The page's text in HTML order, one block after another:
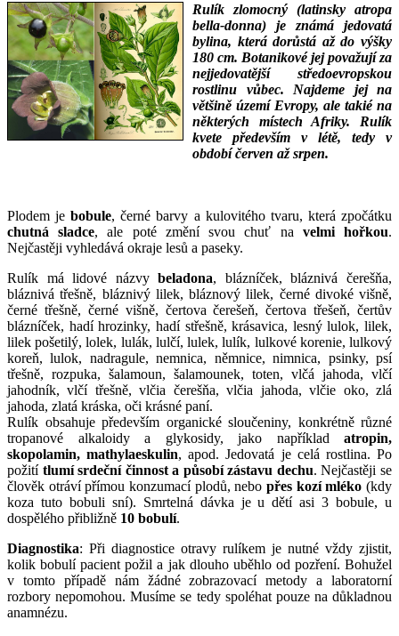
Rulík zlomocný (latinsky atropa
bella-donna) je známá jedovatá
bylina, která dorůstá až do výšky
180 cm. Botanikové jej považují za
nejjedovatější středoevropskou
rostlinu vůbec. Najdeme jej na
většině území Evropy, ale takié na
některých místech Afriky. Rulík
kvete především v létě, tedy v
období červen až srpen.
Plodem jebobule, černé barvy a kulovitého tvaru, která zpočátku
chutná sladce, ale poté změní svou chuť na velmi hořkou.
Nejčastěji vyhledává okraje lesů a paseky.
Rulík má lidové názvybeladona, blázníček, bláznivá čerešňa,
bláznivá třešně, bláznivý lilek, bláznový lilek, černé divoké višně,
černé třešně, černé višně, čertova čerešeň, čertova třešeň, čertův
blázníček, hadí hrozinky, hadí střešně, krásavica, lesný lulok, lilek,
lilek pošetilý, lolek, lulák, lulčí, lulek, lulík, lulkové korenie, lulkový
koreň, lulok, nadragule, nemnica, němnice, nimnica, psinky, psí
třešně, rozpuka, šalamoun, šalamounek, toten, vlčá jahoda, vlčí
jahodník, vlčí třešně, vlčia čerešňa, vlčia jahoda, vlčie oko, zlá
jahoda, zlatá kráska, oči krásné paní.
Rulík obsahuje především organické sloučeniny, konkrétně různé
tropanové alkaloidy a glykosidy, jako například atropin,
skopolamin, mathylaeskulin, apod. Jedovatá je celá rostlina. Po
požití tlumí srdeční činnost a působí zástavu dechu. Nejčastěji se
člověk otráví přímou konzumací plodů, nebo přes kozí mléko (kdy
koza tuto bobuli sní). Smrtelná dávka je u dětí asi 3 bobule, u
dospělého přibližně 10 bobulí.
Diagnostika: Při diagnostice otravy rulíkem je nutné vždy zjistit,
kolik bobulí pacient požil a jak dlouho uběhlo od pozření. Bohužel
v tomto případě nám žádné zobrazovací metody a laboratorní
rozbory nepomohou. Musíme se tedy spoléhat pouze na důkladnou
anamnézu.